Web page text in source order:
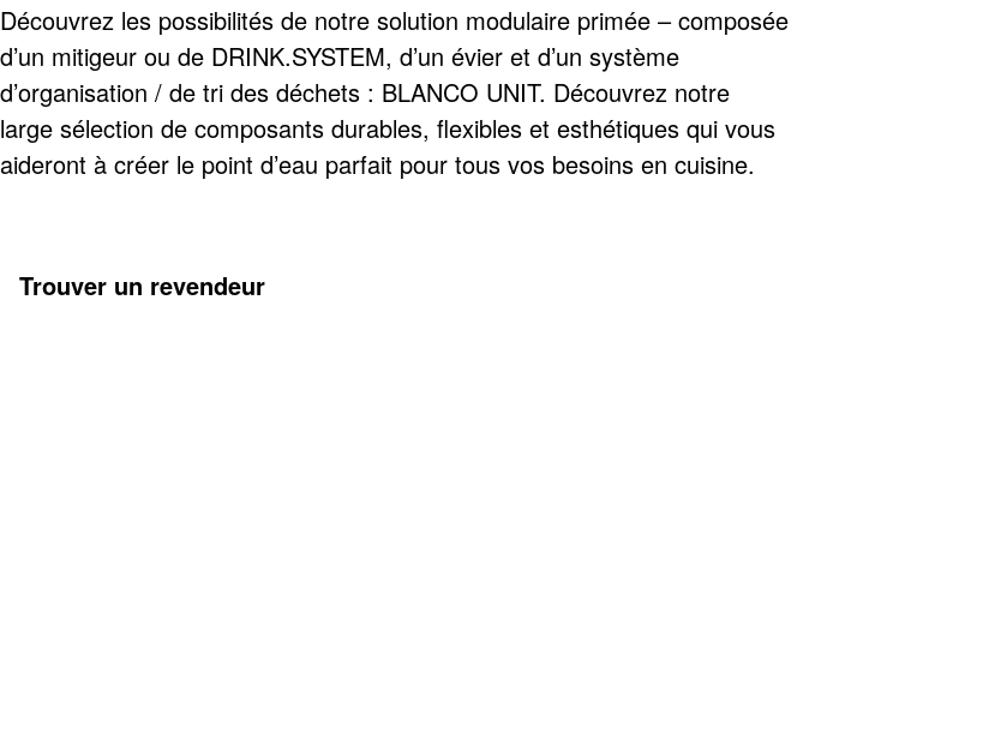
Découvrez les possibilités de notre solution modulaire primée – composée
d’un mitigeur ou de DRINK.SYSTEM, d’un évier et d’un système
d’organisation / de tri des déchets : BLANCO UNIT. Découvrez notre
large sélection de composants durables, flexibles et esthétiques qui vous
aideront à créer le point d’eau parfait pour tous vos besoins en cuisine.
Trouver un revendeur